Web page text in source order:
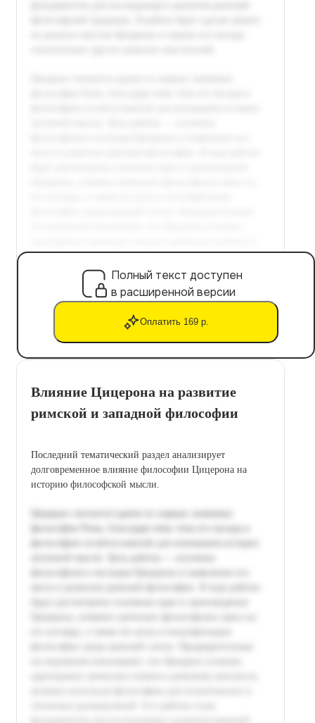
Полный текст доступен
в расширенной версии
Оплатить 169 р.
Влияние Цицерона на развитие
римской и западной философии
Последний тематический раздел анализирует
долговременное влияние философии Цицерона на
историю философской мысли.